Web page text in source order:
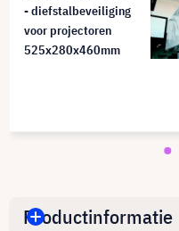
- diefstalbeveiliging
voor projectoren
525x280x460mm
Productinformatie